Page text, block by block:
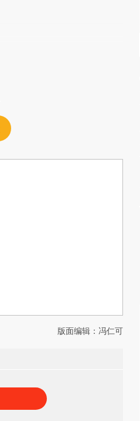
版面编辑：冯仁可